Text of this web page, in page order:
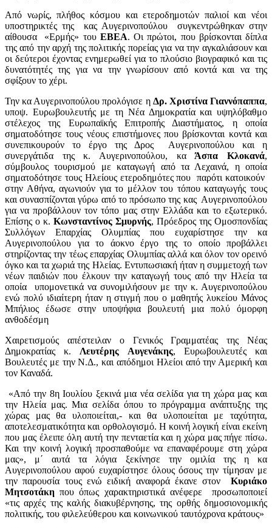
Από νωρίς, πλήθος κόσμου και ετεροδημοτών παλιοί και νέοι
υποστηρικτές της κας Αυγερινοπούλου συγκεντρώθηκαν στην
αίθουσα «Ερμής» του ΕΒΕΑ. Οι πρώτοι, που βρίσκονται δίπλα
της από την αρχή της πολιτικής πορείας για να την αγκαλιάσουν και
οι δεύτεροι έχοντας ενημερωθεί για το πλούσιο βιογραφικό και τις
δυνατότητές της για να την γνωρίσουν από κοντά και να της
σφίξουν το χέρι.
Την κα Αυγερινοπούλου προλόγισε η Δρ. Χριστίνα Γιαννόπαππα,
υποψ. Ευρωβουλευτής με τη Νέα Δημοκρατία και υψηλόβαθμο
στέλεχος της Ευρωπαϊκής Επιτροπής Διαστήματος, η οποία
σηματοδότησε τους νέους επιστήμονες που βρίσκονται κοντά και
συνεπικουρούν το έργο της Δρος Αυγερινοπούλου και η
συνεργάτιδα της κ. Αυγερινοπούλου, καΆσπα Κλοκανά,
σύμβουλος τουρισμού με καταγωγή από τα Λεχαινά, η οποία
σηματοδότησε τους Ηλείους ετεροδημότες που παρότι κατοικούν
στην Αθήνα, αγωνιούν για το μέλλον του τόπου καταγωγής τους
και συνασπίζονται γύρω από το πρόσωπο της κας Αυγερινοπούλου
για να προβάλλουν τον τόπο μας στην Ελλάδα και το εξωτερικό.
Επίσης ο κ. Κωνσταντίνος Σμυρνής, Πρόεδρος της Ομοσπονδίας
Συλλόγων Επαρχίας Ολυμπίας που ευχαρίστησε την κα
Αυγερινοπούλου για το άοκνο έργο της το οποίο προβάλλει
στηρίζοντας την τέως επαρχίας Ολυμπίας αλλά και όλον τον ορεινό
όγκο και τα χωριά της Ηλείας. Εντυπωσιακή ήταν η συμμετοχή των
νέων παιδιών που έλκουν την καταγωγή τους από την Ηλεία τα
οποία υπομονετικά να συνομιλήσουν με την κ. Αυγερινοπούλου
ενώ πολύ ιδιαίτερη ήταν η στιγμή που ο μαθητής λυκείου Μάνος
Μπήλιος έδωσε στην υποψήφια βουλευτή μια πολύ όμορφη
ανθοδέσμη
Χαιρετισμούς απέστειλαν ο Γενικός Γραμματέας της Νέας
Δημοκρατίας κ. Λευτέρης Αυγενάκης, Ευρωβουλευτές και
Βουλευτές με την Ν.Δ., και απόδημοι Ηλείοι από την Αμερική και
τον Καναδά.
«Από την 8η Ιουλίου ξεκινά μια νέα σελίδα για τη χώρα μας και
την Ηλεία μας. Μια σελίδα όπου το πρόγραμμα ανάπτυξης της
χώρας μας θα υλοποιείται,- και θα υλοποιείται με ταχύτητα,
αποτελεσματικότητα και ορθολογισμό. Η κοινή λογική είναι εκείνη
που μας έλειπε όλη αυτή την πενταετία και η χώρα μας πήγε πίσω.
Και την κοινή λογική προσπαθούμε να επαναφέρουμε στη χώρα
μας», μ΄ αυτά τα λόγια ξεκίνησε την ομιλία της η κα
Αυγερινοπούλου αφού ευχαρίστησε όλους όσους την τίμησαν με
την παρουσία τους ενώ ειδική αναφορά έκανε στον
Κυριάκο
Μητσοτάκη που όπως χαρακτηριστικά ανέφερε προσωποποιεί
«τις αρχές της καλής διακυβέρνησης, της ορθής δημοσιονομικής
πολιτικής, του φιλελεύθερου και κοινωνικού ταυτόχρονα κράτους»